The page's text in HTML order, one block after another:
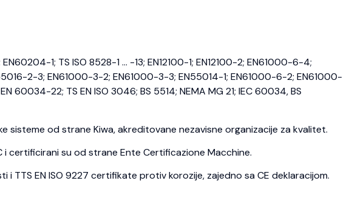
1; TS ISO 8528-1 … -13; EN12100-1; EN12100-2; EN61000-6-4;
2-3; EN61000-3-2; EN61000-3-3; EN55014-1; EN61000-6-2; EN61000-
60034-22; TS EN ISO 3046; BS 5514; NEMA MG 21; IEC 60034, BS
sisteme od strane Kiwa, akreditovane nezavisne organizacije za kvalitet.
certificirani su od strane Ente Certificazione Macchine.
i TTS EN ISO 9227 certifikate protiv korozije, zajedno sa CE deklaracijom.